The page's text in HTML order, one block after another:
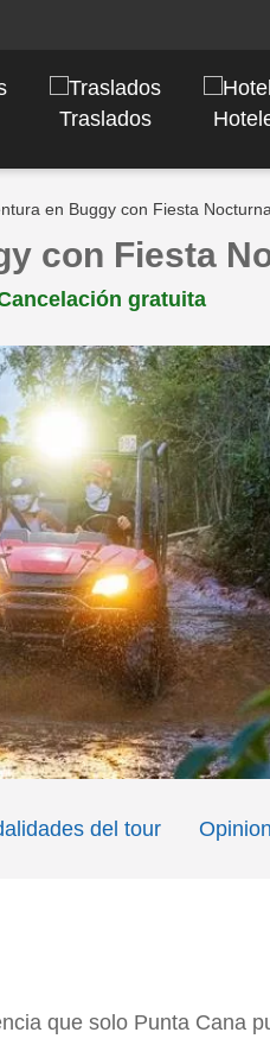
Traslados
en Buggy con Fiesta Nocturna
con Fiesta
gratuita
del tour
que solo Punta Cana